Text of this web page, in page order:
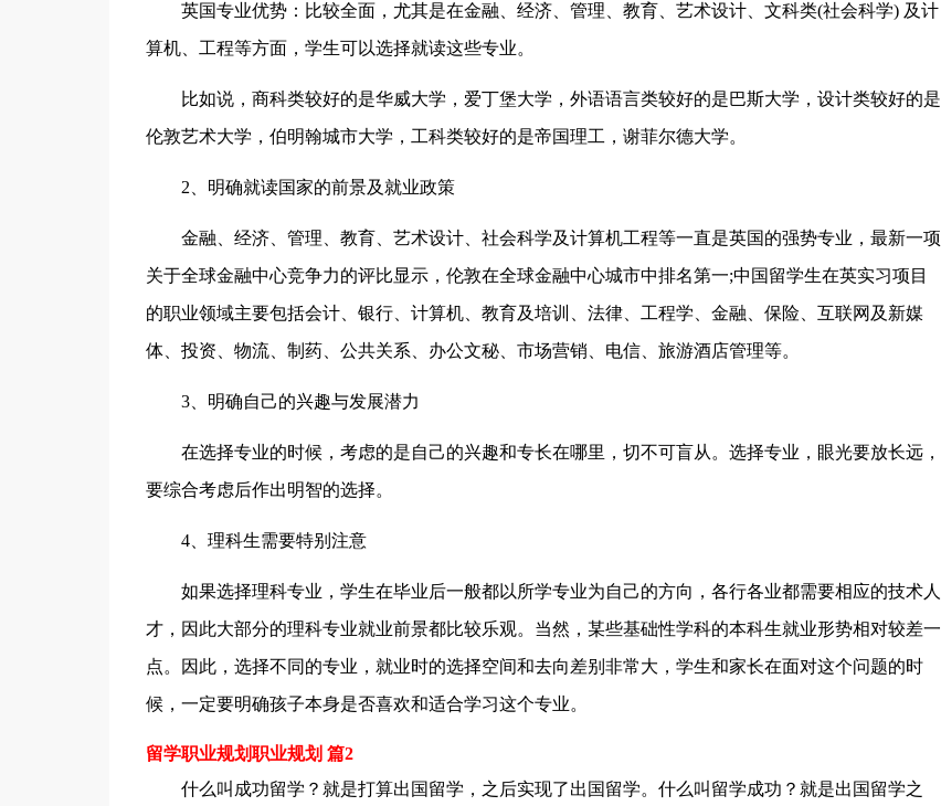
英国专业优势：比较全面，尤其是在金融、经济、管理、教育、艺术设计、文科类(社会科学) 及计
算机、工程等方面，学生可以选择就读这些专业。
比如说，商科类较好的是华威大学，爱丁堡大学，外语语言类较好的是巴斯大学，设计类较好的是
伦敦艺术大学，伯明翰城市大学，工科类较好的是帝国理工，谢菲尔德大学。
2、明确就读国家的前景及就业政策
金融、经济、管理、教育、艺术设计、社会科学及计算机工程等一直是英国的强势专业，最新一项
关于全球金融中心竞争力的评比显示，伦敦在全球金融中心城市中排名第一;中国留学生在英实习项目
的职业领域主要包括会计、银行、计算机、教育及培训、法律、工程学、金融、保险、互联网及新媒
体、投资、物流、制药、公共关系、办公文秘、市场营销、电信、旅游酒店管理等。
3、明确自己的兴趣与发展潜力
在选择专业的时候，考虑的是自己的兴趣和专长在哪里，切不可盲从。选择专业，眼光要放长远，
要综合考虑后作出明智的选择。
4、理科生需要特别注意
如果选择理科专业，学生在毕业后一般都以所学专业为自己的方向，各行各业都需要相应的技术人
才，因此大部分的理科专业就业前景都比较乐观。当然，某些基础性学科的本科生就业形势相对较差一
点。因此，选择不同的专业，就业时的选择空间和去向差别非常大，学生和家长在面对这个问题的时
候，一定要明确孩子本身是否喜欢和适合学习这个专业。
留学职业规划职业规划 篇2
什么叫成功留学？就是打算出国留学，之后实现了出国留学。什么叫留学成功？就是出国留学之